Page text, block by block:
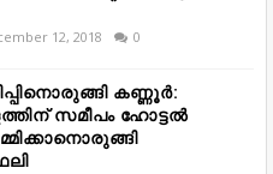
12, 2018 0
കണ്ണൂർ:
സമീപം ഹോട്ടൽ